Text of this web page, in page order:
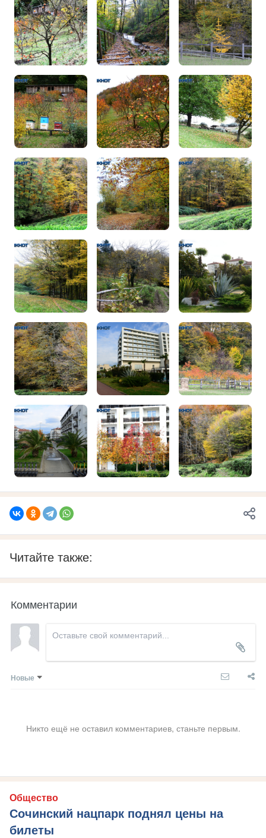
Читайте также:
Комментарии
Новые
Никто ещё не оставил комментариев, станьте первым.
Общество
Сочинский нацпарк поднял цены на
билеты